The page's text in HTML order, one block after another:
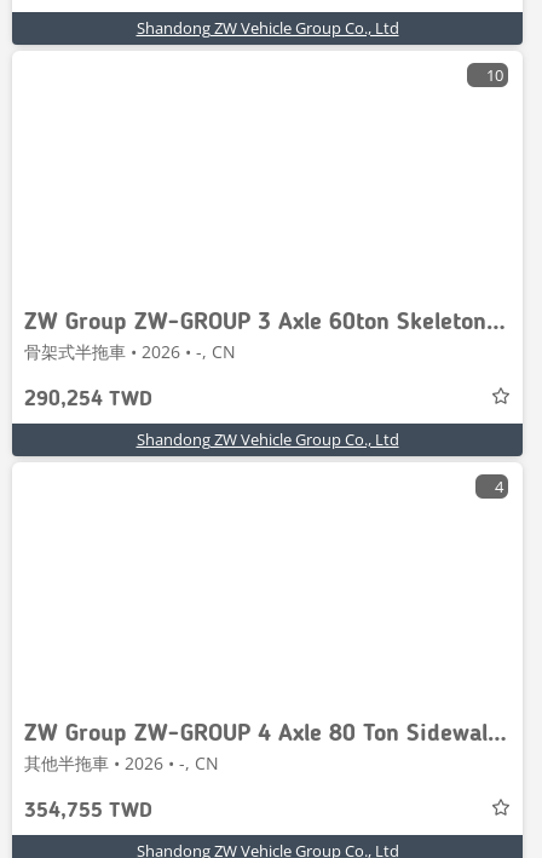
Shandong ZW Vehicle Group Co., Ltd
10
ZW Group ZW-GROUP 3 Axle 60ton Skeleton Semi Trail
骨架式半拖車 • 2026 • -, CN
290,254 TWD
Shandong ZW Vehicle Group Co., Ltd
4
ZW Group ZW-GROUP 4 Axle 80 Ton Sidewall Semi Trai
其他半拖車 • 2026 • -, CN
354,755 TWD
Shandong ZW Vehicle Group Co., Ltd